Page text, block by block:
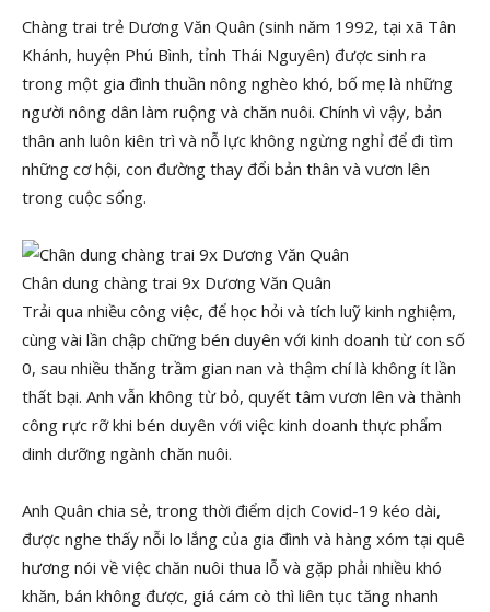
Chàng trai trẻ Dương Văn Quân (sinh năm 1992, tại xã Tân
Khánh, huyện Phú Bình, tỉnh Thái Nguyên) được sinh ra
trong một gia đình thuần nông nghèo khó, bố mẹ là những
người nông dân làm ruộng và chăn nuôi. Chính vì vậy, bản
thân anh luôn kiên trì và nỗ lực không ngừng nghỉ để đi tìm
những cơ hội, con đường thay đổi bản thân và vươn lên
trong cuộc sống.
Chân dung chàng trai 9x Dương Văn Quân
Trải qua nhiều công việc, để học hỏi và tích luỹ kinh nghiệm,
cùng vài lần chập chững bén duyên với kinh doanh từ con số
0, sau nhiều thăng trầm gian nan và thậm chí là không ít lần
thất bại. Anh vẫn không từ bỏ, quyết tâm vươn lên và thành
công rực rỡ khi bén duyên với việc kinh doanh thực phẩm
dinh dưỡng ngành chăn nuôi.
Anh Quân chia sẻ, trong thời điểm dịch Covid-19 kéo dài,
được nghe thấy nỗi lo lắng của gia đình và hàng xóm tại quê
hương nói về việc chăn nuôi thua lỗ và gặp phải nhiều khó
khăn, bán không được, giá cám cò thì liên tục tăng nhanh